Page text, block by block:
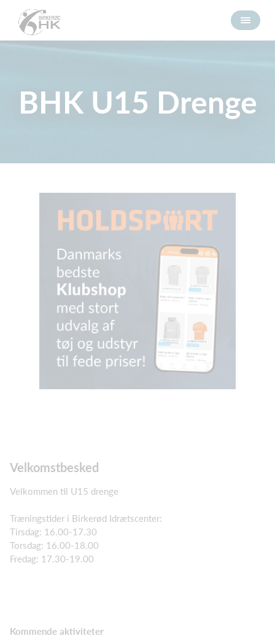
BHK U15 Drenge
Velkomstbesked
Velkommen til U15 drenge
Træningstider i Birkerød Idrætscenter:
Tirsdag: 16.00-17.30
Torsdag: 16.00-18.00
Fredag: 17.30-19.00
Kommende aktiviteter